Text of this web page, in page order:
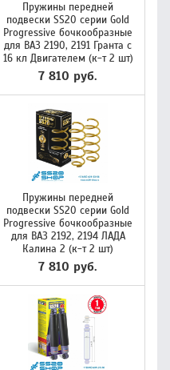
Пружины передней
подвески SS20 серии Gold
Progressive бочкообразные
для ВАЗ 2190, 2191 Гранта с
16 кл Двигателем (к-т 2 шт)
7 810 руб.
Пружины передней
подвески SS20 серии Gold
Progressive бочкообразные
для ВАЗ 2192, 2194 ЛАДА
Калина 2 (к-т 2 шт)
7 810 руб.